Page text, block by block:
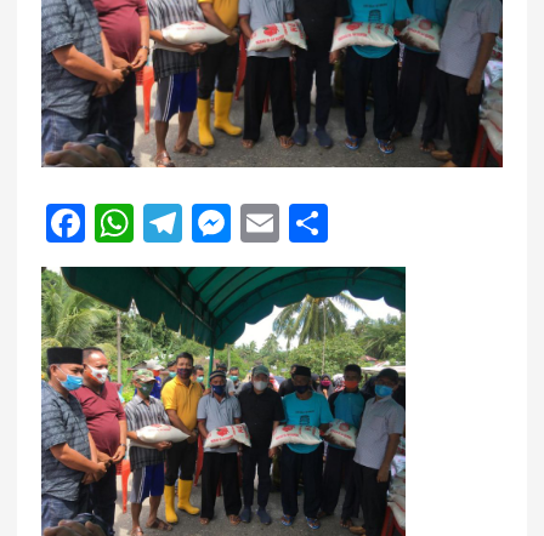
F
a
c
e
b
o
o
k
W
h
a
ts
A
p
p
T
el
e
g
r
a
m
M
e
ss
e
n
g
er
E
m
ai
l
h
a
re